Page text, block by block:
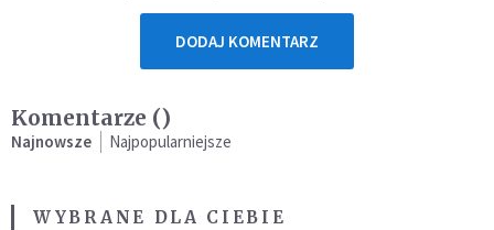
DODAJ KOMENTARZ
Komentarze ()
Najnowsze Najpopularniejsze
WYBRANE DLA CIEBIE